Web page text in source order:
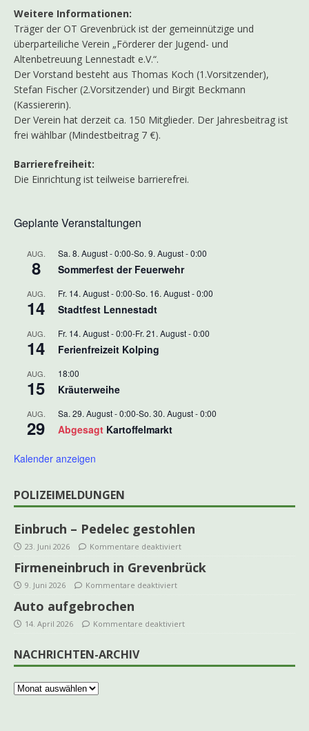
Weitere Informationen:
Träger der OT Grevenbrück ist der gemeinnützige und
überparteiliche Verein „Förderer der Jugend- und
Altenbetreuung Lennestadt e.V.“.
Der Vorstand besteht aus Thomas Koch (1.Vorsitzender),
Stefan Fischer (2.Vorsitzender) und Birgit Beckmann
(Kassiererin).
Der Verein hat derzeit ca. 150 Mitglieder. Der Jahresbeitrag ist
frei wählbar (Mindestbeitrag 7 €).
Barrierefreiheit:
Die Einrichtung ist teilweise barrierefrei.
Geplante Veranstaltungen
AUG.
8
Sa. 8. August - 0:00-So. 9. August - 0:00
Sommerfest der Feuerwehr
AUG.
14
Fr. 14. August - 0:00-So. 16. August - 0:00
Stadtfest Lennestadt
AUG.
14
Fr. 14. August - 0:00-Fr. 21. August - 0:00
Ferienfreizeit Kolping
AUG.
15
18:00
Kräuterweihe
AUG.
29
Sa. 29. August - 0:00-So. 30. August - 0:00
Abgesagt Kartoffelmarkt
Kalender anzeigen
POLIZEIMELDUNGEN
Einbruch – Pedelec gestohlen
23. Juni 2026 Kommentare deaktiviert
Firmeneinbruch in Grevenbrück
9. Juni 2026 Kommentare deaktiviert
Auto aufgebrochen
14. April 2026 Kommentare deaktiviert
NACHRICHTEN-ARCHIV